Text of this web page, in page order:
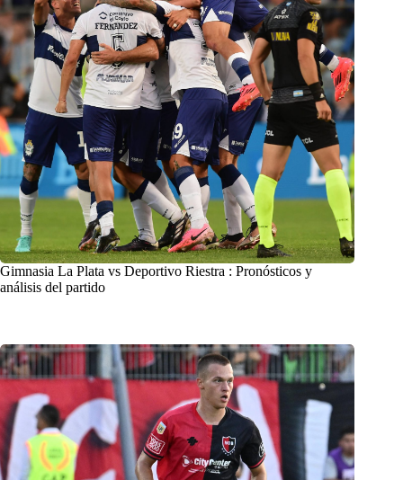
Gimnasia La Plata vs Deportivo Riestra : Pronósticos y
análisis del partido